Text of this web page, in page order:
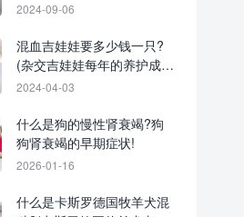
2024-09-06
混血吉娃娃要多少钱一只?
(杂交吉娃娃每年的养护成本
分析)
2024-04-03
什么是狗的慢性肾衰竭?狗
狗肾衰竭的早期症状!
2026-01-16
什么是卡斯罗德国牧羊犬混